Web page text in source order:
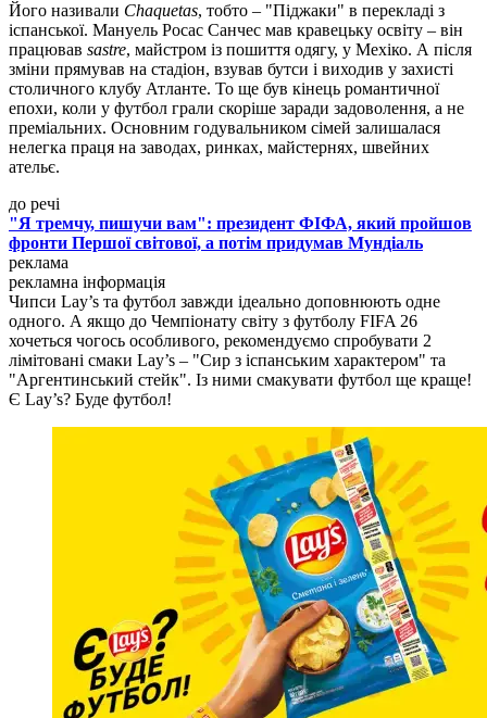
Його називали Chaquetas, тобто – "Піджаки" в перекладі з
іспанської. Мануель Росас Санчес мав кравецьку освіту – він
працював sastre, майстром із пошиття одягу, у Мехіко. А після
зміни прямував на стадіон, взував бутси і виходив у захисті
столичного клубу Атланте. То ще був кінець романтичної
епохи, коли у футбол грали скоріше заради задоволення, а не
преміальних. Основним годувальником сімей залишалася
нелегка праця на заводах, ринках, майстернях, швейних
ательє.
до речі
"Я тремчу, пишучи вам": президент ФІФА, який пройшов
фронти Першої світової, а потім придумав Мундіаль
реклама
рекламна інформація
Чипси Lay’s та футбол завжди ідеально доповнюють одне
одного. А якщо до Чемпіонату світу з футболу FIFA 26
хочеться чогось особливого, рекомендуємо спробувати 2
лімітовані смаки Lay’s – "Сир з іспанським характером" та
"Аргентинський стейк". Із ними смакувати футбол ще краще!
Є Lay’s? Буде футбол!